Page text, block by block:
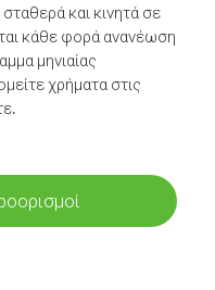
και κινητά σε
κάθε φορά ανανέωση
μηνιαίας
χρήματα στις